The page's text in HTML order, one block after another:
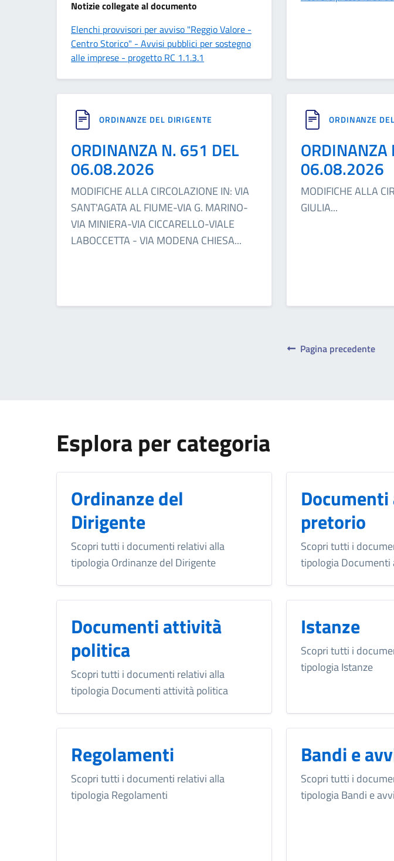
Notizie collegate al documento
Elenchi provvisori per avviso "Reggio Valore -
Centro Storico" - Avvisi pubblici per sostegno
alle imprese - progetto RC 1.1.3.1
ORDINANZE DEL DIRIGENTE
ORDINANZA N. 651 DEL
06.08.2026
MODIFICHE ALLA CIRCOLAZIONE IN: VIA
SANT'AGATA AL FIUME-VIA G. MARINO-
VIA MINIERA-VIA CICCARELLO-VIALE
LABOCCETTA - VIA MODENA CHIESA...
ORDINANZE
06.08.2026
MODIFICHE ALLA
GIULIA...
Pagina precedente
Esplora per categoria
Ordinanze del
Dirigente
Scopri tutti i documenti relativi alla
tipologia Ordinanze del Dirigente
Documenti
pretorio
Scopri tutti i
tipologia Documenti
Documenti attività
politica
Scopri tutti i documenti relativi alla
tipologia Documenti attività politica
Istanze
Scopri tutti i
tipologia Istanze
Regolamenti
Scopri tutti i documenti relativi alla
tipologia Regolamenti
Bandi e
Scopri tutti i
tipologia Bandi e